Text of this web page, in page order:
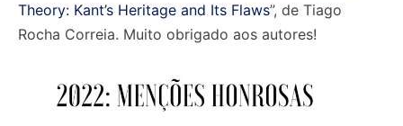
Theory: Kant’s Heritage and Its Flaws”, de Tiago
Rocha Correia. Muito obrigado aos autores!